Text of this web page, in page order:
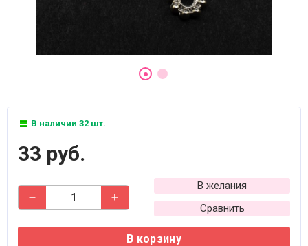
В наличии 32 шт.
33 руб.
В желания
Сравнить
В корзину